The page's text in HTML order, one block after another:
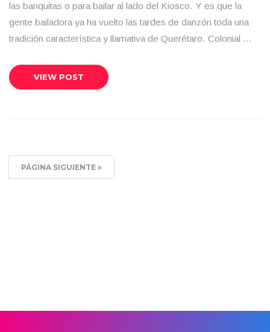
las banquitas o para bailar al lado del Kiosco. Y es que la
gente bailadora ya ha vuelto las tardes de danzón toda una
tradición característica y llamativa de Querétaro. Colonial …
VIEW POST
PÁGINA SIGUIENTE »